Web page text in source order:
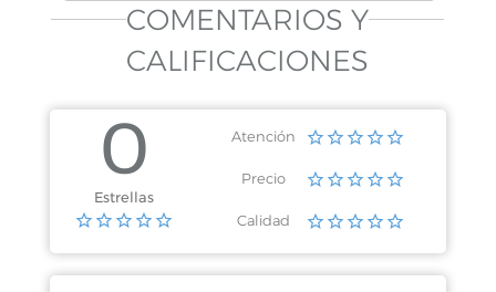
COMENTARIOS Y
CALIFICACIONES
0
Estrellas
Atención
Precio
Calidad